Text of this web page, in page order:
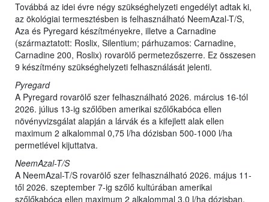
Továbbá az idei évre négy szükséghelyzeti engedélyt adtak ki,
az ökológiai termesztésben is felhasználható NeemAzal-T/S,
Aza és Pyregard készítményekre, illetve a Carnadine
(származtatott: Roslix, Silentium; párhuzamos: Carnadine,
Carnadine 200, Roslix) rovarölő permetezőszerre. Ez összesen
9 készítmény szükséghelyzeti felhasználását jelenti.
Pyregard
A Pyregard rovarölő szer felhasználható 2026. március 16-tól
2026. július 13-ig szőlőben amerikai szőlőkabóca ellen
növényvizsgálat alapján a lárvák és a kifejlett alak ellen
maximum 2 alkalommal 0,75 l/ha dózisban 500-1000 l/ha
permetlével kijuttatva.
NeemAzal-T/S
A NeemAzal-T/S rovarölő szer felhasználható 2026. május 11-
től 2026. szeptember 7-ig szőlő kultúrában amerikai
szőlőkabóca ellen maximum 2 alkalommal 3,0 l/ha dózisban,